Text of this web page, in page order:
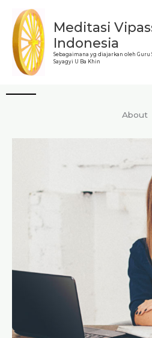
content
Meditasi
Indonesia
Sebagaimana yg diajarkan oleh Guru
Sayagyi U Ba Khin
About